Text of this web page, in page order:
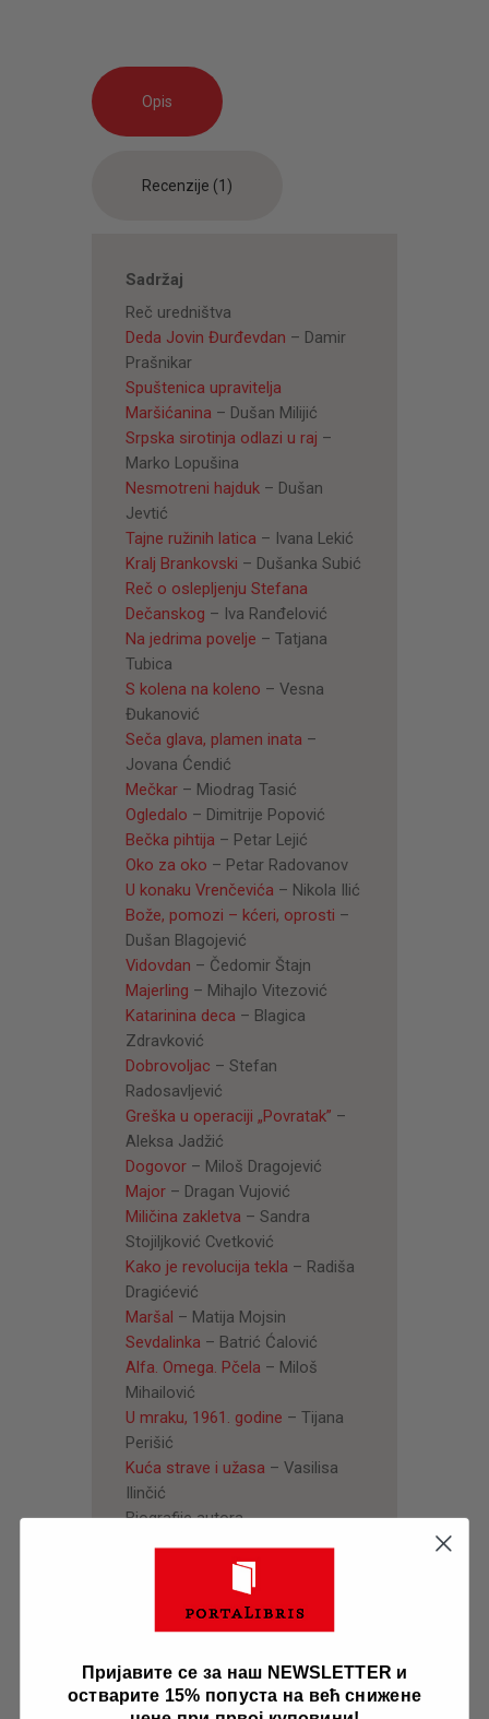
Opis
Recenzije (1)
Sadržaj
Reč uredništva
Deda Jovin Đurđevdan – Damir
Prašnikar
Spuštenica upravitelja
Maršićanina – Dušan Milijić
Srpska sirotinja odlazi u raj –
Marko Lopušina
Nesmotreni hajduk– Dušan
Jevtić
Tajne ružinih latica – Ivana Lekić
Kralj Brankovski – Dušanka Subić
Reč o oslepljenju Stefana
Dečanskog – Iva Ranđelović
Na jedrima povelje – Tatjana
Tubica
S kolena na koleno – Vesna
Đukanović
Seča glava, plamen inata –
Jovana Ćendić
Mečkar– Miodrag Tasić
Ogledalo – Dimitrije Popović
Bečka pihtija – Petar Lejić
Oko za oko – Petar Radovanov
U konaku Vrenčevića – Nikola Ilić
Bože, pomozi – kćeri, oprosti –
Dušan Blagojević
Vidovdan – Čedomir Štajn
Majerling – Mihajlo Vitezović
Katarinina deca – Blagica
Zdravković
Dobrovoljac – Stefan
Radosavljević
Greška u operaciji „Povratak” –
Aleksa Jadžić
Dogovor– Miloš Dragojević
Major– Dragan Vujović
Miličina zakletva – Sandra
Stojiljković Cvetković
Kako je revolucija tekla – Radiša
Dragićević
Maršal – Matija Mojsin
Sevdalinka – Batrić Ćalović
Alfa. Omega. Pčela – Miloš
Mihailović
U mraku, 1961. godine – Tijana
Perišić
Kuća strave i užasa – Vasilisa
Ilinčić
Biografije autora
Пријавите се за наш NEWSLETTER и
остварите 15% попуста на већ снижене